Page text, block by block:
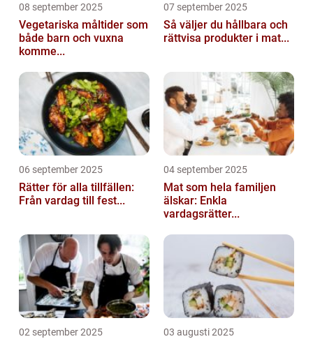
08 september 2025
Vegetariska måltider som
både barn och vuxna
komme...
07 september 2025
Så väljer du hållbara och
rättvisa produkter i mat...
06 september 2025
Rätter för alla tillfällen:
Från vardag till fest...
04 september 2025
Mat som hela familjen
älskar: Enkla
vardagsrätter...
02 september 2025 03 augusti 2025